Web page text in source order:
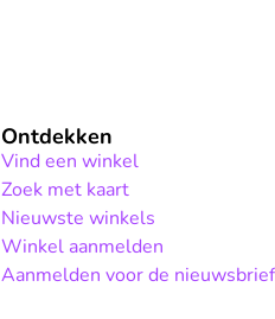
Ontdekken
Vind een winkel
Zoek met kaart
Nieuwste winkels
Winkel aanmelden
Aanmelden voor de nieuwsbrief